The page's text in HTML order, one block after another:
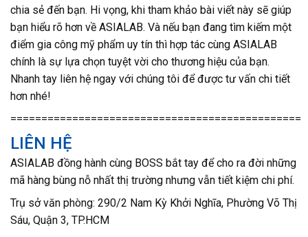
chia sẻ đến bạn. Hi vọng, khi tham khảo bài viết này sẽ giúp
bạn hiểu rõ hơn về ASIALAB. Và nếu bạn đang tìm kiếm một
điểm gia công mỹ phẩm uy tín thì hợp tác cùng ASIALAB
chính là sự lựa chọn tuyệt vời cho thương hiệu của bạn.
Nhanh tay liên hệ ngay với chúng tôi để được tư vấn chi tiết
hơn nhé!
===============================================
LIÊN HỆ
ASIALAB đồng hành cùng BOSS bắt tay để cho ra đời những
mã hàng bùng nỗ nhất thị trường nhưng vẫn tiết kiệm chi phí.
Trụ sở văn phòng: 290/2 Nam Kỳ Khởi Nghĩa, Phường Võ Thị
Sáu, Quận 3, TP.HCM